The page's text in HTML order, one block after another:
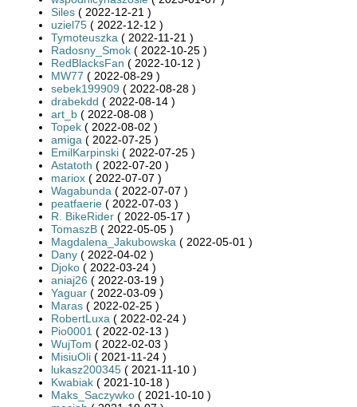
Siles ( 2022-12-21 )
uziel75 ( 2022-12-12 )
Tymoteuszka ( 2022-11-21 )
Radosny_Smok ( 2022-10-25 )
RedBlacksFan ( 2022-10-12 )
MW77 ( 2022-08-29 )
sebek199909 ( 2022-08-28 )
drabekdd ( 2022-08-14 )
art_b ( 2022-08-08 )
Topek ( 2022-08-02 )
amiga ( 2022-07-25 )
EmilKarpinski ( 2022-07-25 )
Astatoth ( 2022-07-20 )
mariox ( 2022-07-07 )
Wagabunda ( 2022-07-07 )
peatfaerie ( 2022-07-03 )
R. BikeRider ( 2022-05-17 )
TomaszB ( 2022-05-05 )
Magdalena_Jakubowska ( 2022-05-01 )
Dany ( 2022-04-02 )
Djoko ( 2022-03-24 )
aniaj26 ( 2022-03-19 )
Yaguar ( 2022-03-09 )
Maras ( 2022-02-25 )
RobertLuxa ( 2022-02-24 )
Pio0001 ( 2022-02-13 )
WujTom ( 2022-02-03 )
MisiuOli ( 2021-11-24 )
lukasz200345 ( 2021-11-10 )
Kwabiak ( 2021-10-18 )
Maks_Saczywko ( 2021-10-10 )